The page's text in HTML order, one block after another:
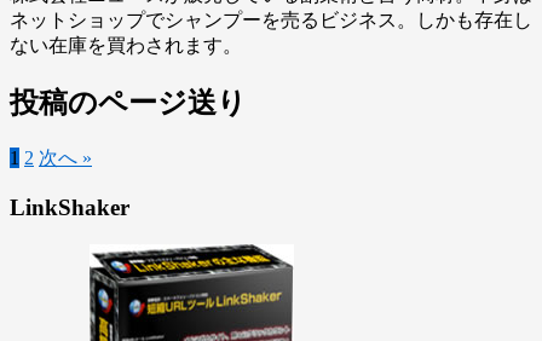
ネットショップでシャンプーを売るビジネス。しかも存在し
ない在庫を買わされます。
投稿のページ送り
1 2 次へ »
LinkShaker